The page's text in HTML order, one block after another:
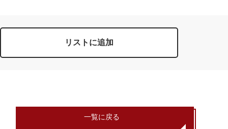
リストに追加
一覧に戻る